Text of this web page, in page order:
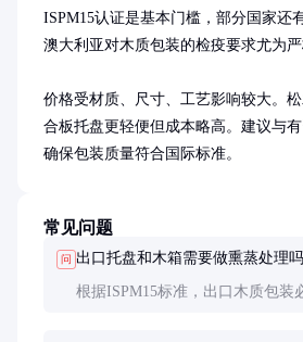
ISPM15认证是基本门槛，部分国家还
澳大利亚对木质包装的检疫要求尤为严
价格受材质、尺寸、工艺影响较大。
合板托盘更轻便但成本略高。建议与
确保包装质量符合国际标准。
常见问题
问 出口托盘和木箱需要做熏蒸处理
根据ISPM15标准，出口木质包装